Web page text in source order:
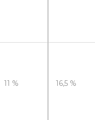
11 % 16,5 %